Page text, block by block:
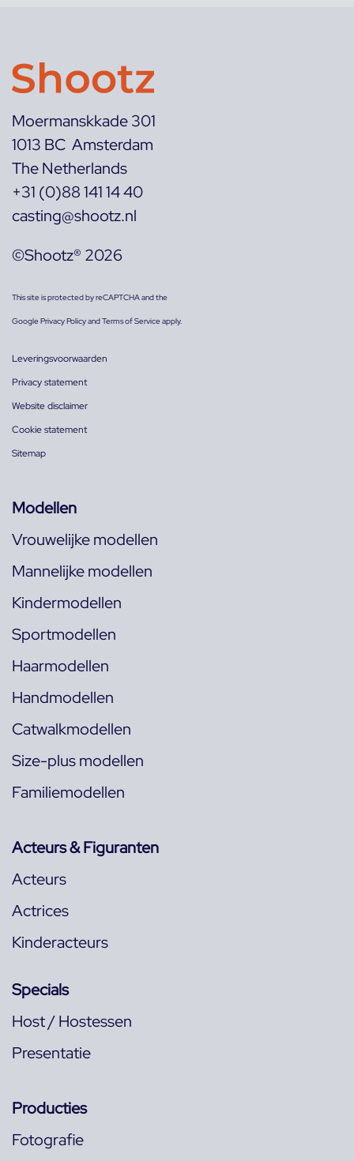
Moermanskkade 301
1013 BC Amsterdam
The Netherlands
+31 (0)88 141 14 40
casting@shootz.nl
©Shootz® 2026
This site is protected by reCAPTCHA and the
GooglePrivacy PolicyandTerms of Serviceapply.
Leveringsvoorwaarden
Privacy statement
Website disclaimer
Cookie statement
Sitemap
Modellen
Vrouwelijke modellen
Mannelijke modellen
Kindermodellen
Sportmodellen
Haarmodellen
Handmodellen
Catwalkmodellen
Size-plus modellen
Familiemodellen
Acteurs & Figuranten
Acteurs
Actrices
Kinderacteurs
Specials
Host / Hostessen
Presentatie
Producties
Fotografie